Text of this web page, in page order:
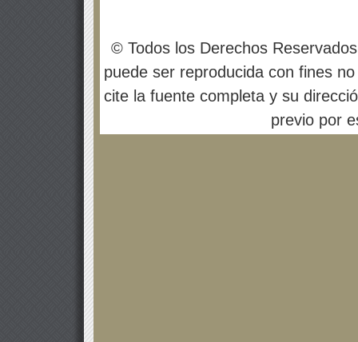
© Todos los Derechos
puede ser reproducida con fines
cite la fuente completa y su
previo por